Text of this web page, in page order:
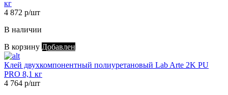
кг
4 872 р/шт
В наличии
В корзину Добавлен
Клей двухкомпонентный полиуретановый Lab Arte 2K PU
PRO 8,1 кг
4 764 р/шт